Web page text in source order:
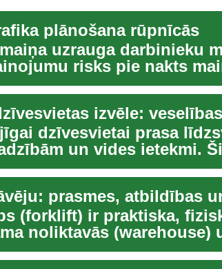
plānošana rūpnīcās
uzrauga darbinieku
risks pie nakts
dzīvesvietai prasa
un vides ietekmi.
prasmes, atbildības
(forklift) ir praktiska,
noliktavās (warehouse)